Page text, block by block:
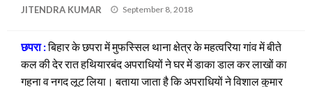
JITENDRA KUMAR
Posted
September 8, 2018
छपरा :बिहार के छपरा में मुफस्सिल थाना क्षेत्र के महत्वरिया गांव में बीते
कल की देर रात हथियारबंद अपराधियों ने घर में डाका डाल कर लाखों का
गहना व नगद लूट लिया। बताया जाता है कि अपराधियों ने विशाल कुमार